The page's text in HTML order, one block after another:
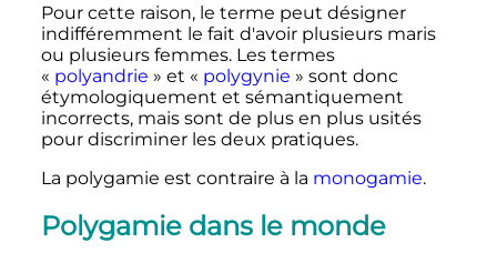
Pour cette raison, le terme peut désigner
indifféremment le fait d'avoir plusieurs maris
ou plusieurs femmes. Les termes
« polyandrie » et « polygynie » sont donc
étymologiquement et sémantiquement
incorrects, mais sont de plus en plus usités
pour discriminer les deux pratiques.
La polygamie est contraire à la monogamie.
Polygamie dans le monde